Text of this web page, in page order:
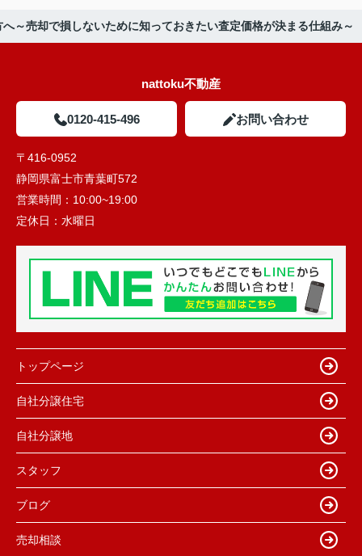
～売却で損しないために知っておきたい査定価格が決まる仕組み～
nattoku不動産
0120-415-496 お問い合わせ
〒416-0952
静岡県富士市青葉町572
営業時間： 10:00~19:00
定休日： 水曜日
トップページ
自社分譲住宅
自社分譲地
スタッフ
ブログ
売却相談